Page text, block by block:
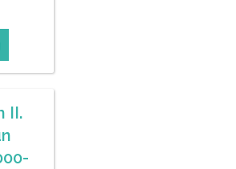
II.